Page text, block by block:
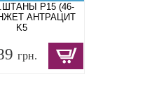
P15 (46-
АНТРАЦИТ
K5
грн.